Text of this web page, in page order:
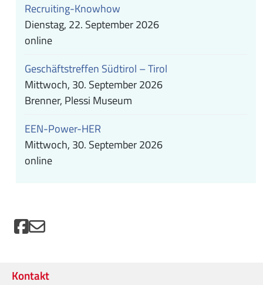
Recruiting-Knowhow
Dienstag, 22. September 2026
online
Geschäftstreffen Südtirol – Tirol
Mittwoch, 30. September 2026
Brenner, Plessi Museum
EEN-Power-HER
Mittwoch, 30. September 2026
online
Kontakt